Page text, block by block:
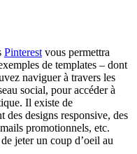
Pinterestvous permettra
de templates – dont
naviguer à travers les
social, pour accéder à
Il existe de
des designs responsive, des
promotionnels, etc.
jeter un coup d’oeil au